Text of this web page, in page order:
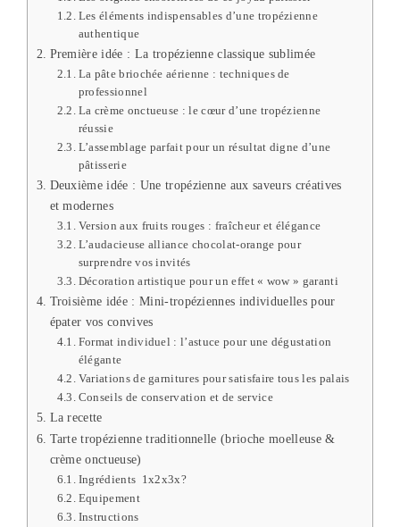
Les éléments indispensables d’une tropézienne
authentique
Première idée : La tropézienne classique sublimée
La pâte briochée aérienne : techniques de
professionnel
La crème onctueuse : le cœur d’une tropézienne
réussie
L’assemblage parfait pour un résultat digne d’une
pâtisserie
Deuxième idée : Une tropézienne aux saveurs créatives
et modernes
Version aux fruits rouges : fraîcheur et élégance
L’audacieuse alliance chocolat-orange pour
surprendre vos invités
Décoration artistique pour un effet « wow » garanti
Troisième idée : Mini-tropéziennes individuelles pour
épater vos convives
Format individuel : l’astuce pour une dégustation
élégante
Variations de garnitures pour satisfaire tous les palais
Conseils de conservation et de service
La recette
Tarte tropézienne traditionnelle (brioche moelleuse &
crème onctueuse)
Ingrédients 1x2x3x?
Equipement
Instructions